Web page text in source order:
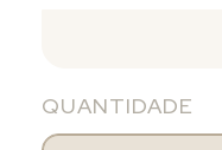
QUANTIDADE